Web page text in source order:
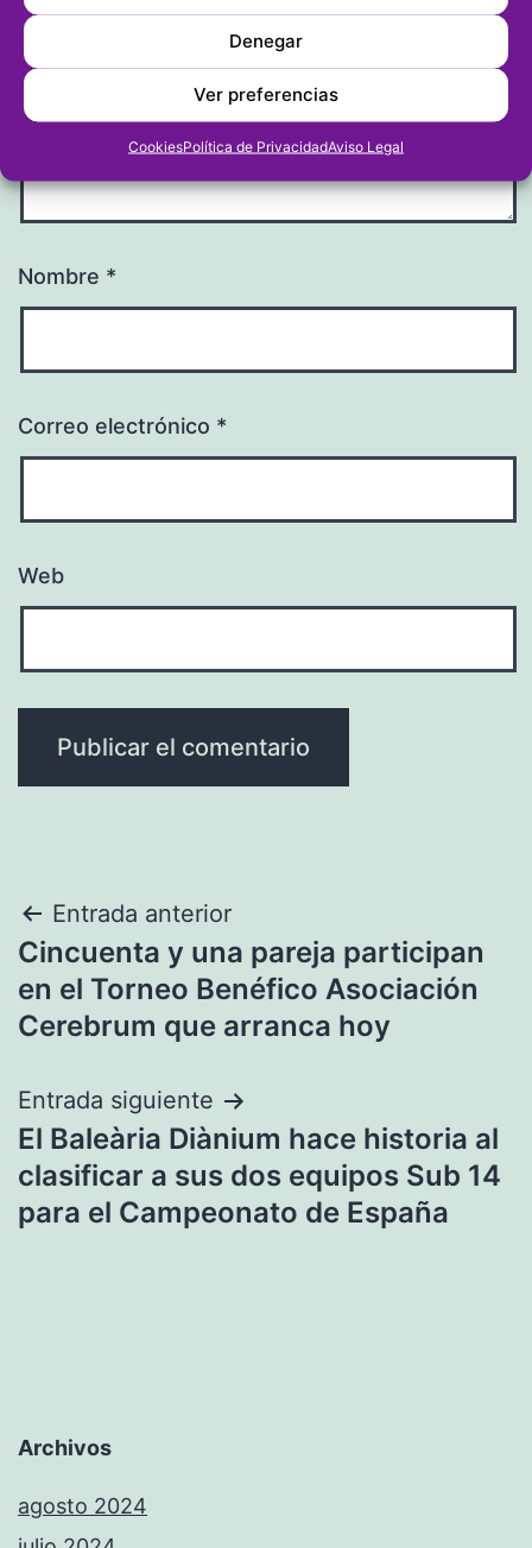
Denegar
Ver preferencias
CookiesPolítica de PrivacidadAviso Legal
Nombre *
Correo electrónico *
Web
Navegación
de
entradas
Entrada anterior
Cincuenta y una pareja participan
en el Torneo Benéfico Asociación
Cerebrum que arranca hoy
Entrada siguiente
El Baleària Diànium hace historia al
clasificar a sus dos equipos Sub 14
para el Campeonato de España
Archivos
agosto 2024